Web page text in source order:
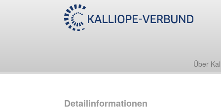
Über
Detailinformationen